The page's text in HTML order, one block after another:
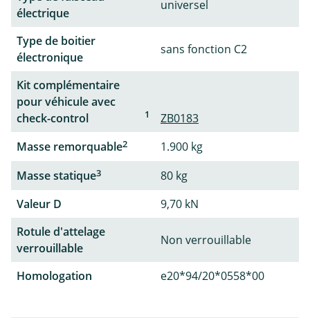
électrique
universel
Type de boitier
électronique
sans fonction C2
Kit complémentaire
pour véhicule avec
check-control
1
ZB0183
Masse remorquable2
1.900 kg
Masse statique3
80 kg
Valeur D
9,70 kN
Rotule d'attelage
verrouillable
Non verrouillable
Homologation e20*94/20*0558*00